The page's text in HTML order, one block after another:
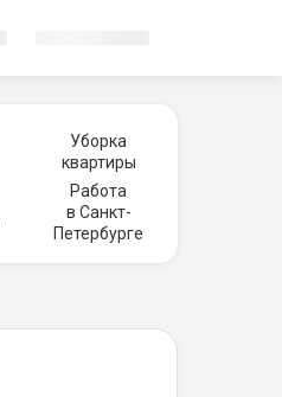
Уборка
квартиры
Работа
в Санкт-
Петербурге